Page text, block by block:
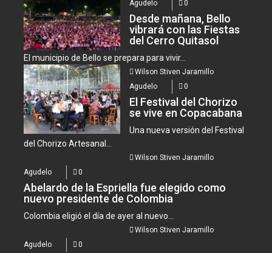
Agudelo 0
Desde mañana, Bello
vibrará con las Fiestas
del Cerro Quitasol
El municipio de Bello se prepara para vivir...
Wilson Stiven Jaramillo
Agudelo
0
El Festival del Chorizo
se vive en Copacabana
Una nueva versión del Festival
del Chorizo Artesanal...
Wilson Stiven Jaramillo
Agudelo
0
Abelardo de la Espriella fue elegido como
nuevo presidente de Colombia
Colombia eligió el día de ayer al nuevo...
Wilson Stiven Jaramillo
Agudelo
0